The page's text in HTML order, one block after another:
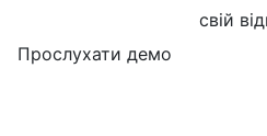
свій
Прослухати демо